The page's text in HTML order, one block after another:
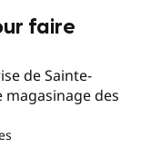
faire
de Sainte-
des